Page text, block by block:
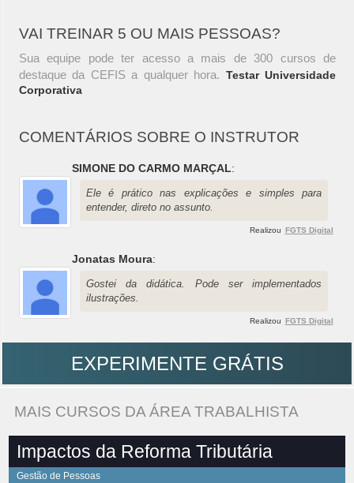
VAI TREINAR 5 OU MAIS PESSOAS?
Sua equipe pode ter acesso a mais de 300 cursos de
destaque da CEFIS a qualquer hora. Testar Universidade
Corporativa
COMENTÁRIOS SOBRE O INSTRUTOR
SIMONE DO CARMO MARÇAL:
Ele é prático nas explicações e simples para
entender, direto no assunto.
Realizou FGTS Digital
Jonatas Moura:
Gostei da didática. Pode ser implementados
ilustrações.
Realizou FGTS Digital
EXPERIMENTE GRÁTIS
MAIS CURSOS DA ÁREA TRABALHISTA
Impactos da Reforma Tributária
Gestão de Pessoas